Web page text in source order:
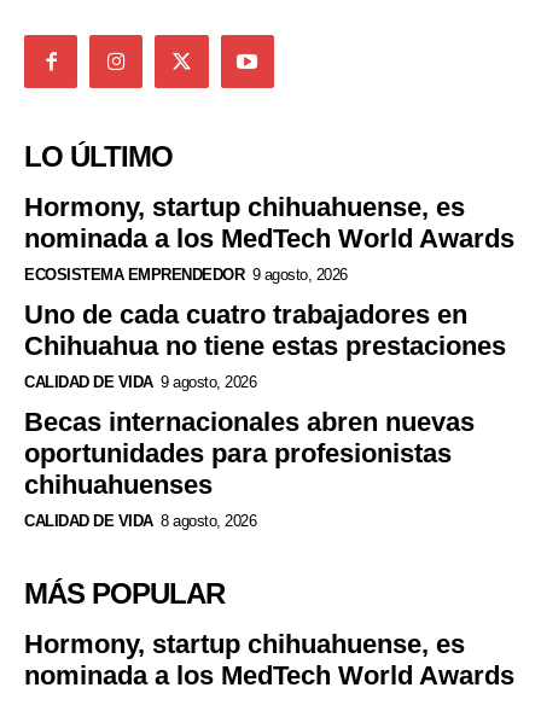
LO ÚLTIMO
Hormony, startup chihuahuense, es
nominada a los MedTech World Awards
ECOSISTEMA EMPRENDEDOR 9 agosto, 2026
Uno de cada cuatro trabajadores en
Chihuahua no tiene estas prestaciones
CALIDAD DE VIDA 9 agosto, 2026
Becas internacionales abren nuevas
oportunidades para profesionistas
chihuahuenses
CALIDAD DE VIDA 8 agosto, 2026
MÁS POPULAR
Hormony, startup chihuahuense, es
nominada a los MedTech World Awards